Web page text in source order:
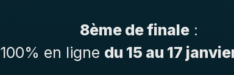
8ème de finale :
100% en ligne du 15 au 17